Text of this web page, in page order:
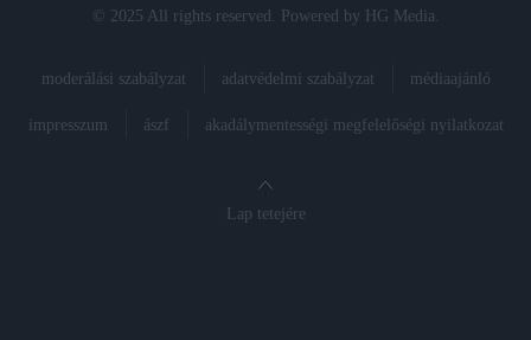
© 2025 All rights reserved. Powered by HG Media
moderálási szabályzat adatvédelmi szabályzat médiaajánló
impresszum ászf akadálymentességi megfelelőségi nyilatkozat
Lap tetejére